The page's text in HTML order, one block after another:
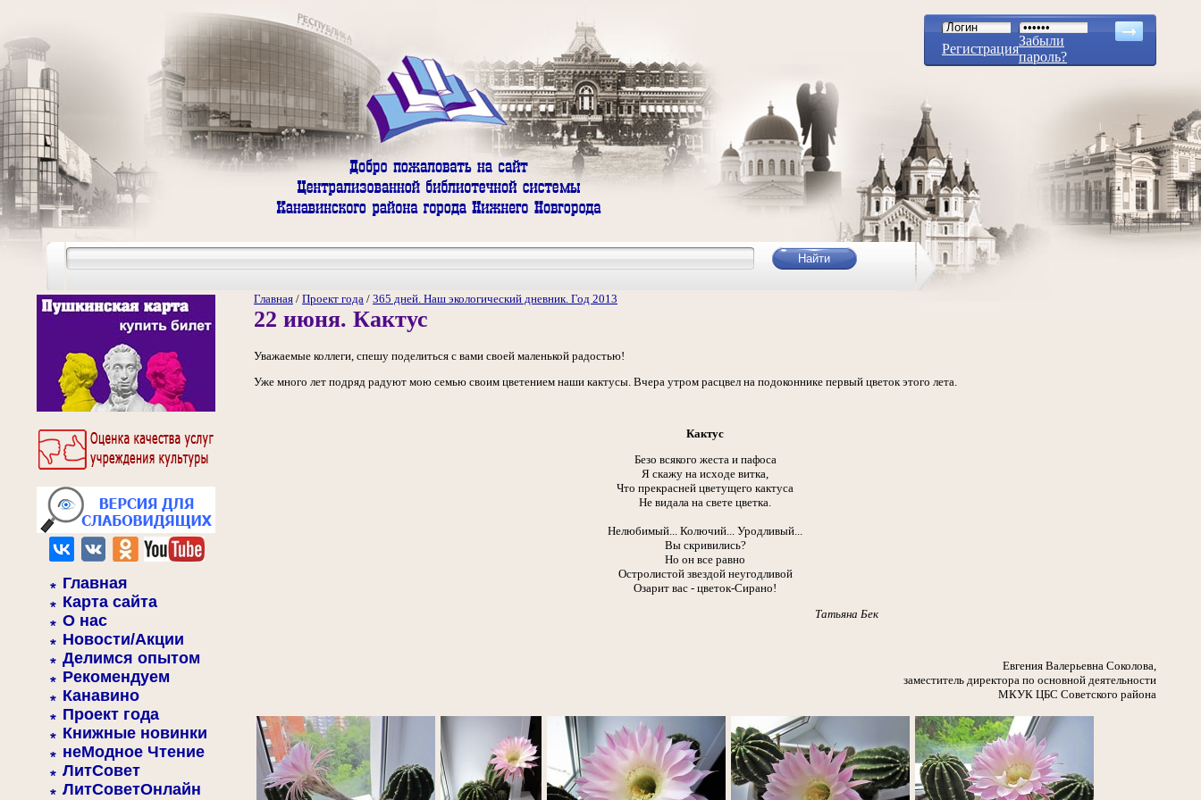
Регистрация
Забыли
пароль?
Главная
Карта сайта
О нас
Новости/Акции
Делимся опытом
Рекомендуем
Канавино
Проект года
Книжные новинки
неМодное Чтение
ЛитСовет
ЛитСоветОнлайн
Главная / Проект года / 365 дней. Наш экологический дневник. Год 2013
22 июня. Кактус
Уважаемые коллеги, спешу поделиться с вами своей маленькой радостью!
Уже много лет подряд радуют мою семью своим цветением наши кактусы. Вчера утром расцвел на подоконнике первый цветок этого лета.
Кактус
Безо всякого жеста и пафоса
Я скажу на исходе витка,
Что прекрасней цветущего кактуса
Не видала на свете цветка.
Нелюбимый... Колючий... Уродливый...
Вы скривились?
Но он все равно
Остролистой звездой неугодливой
Озарит вас - цветок-Сирано!
Татьяна Бек
Евгения Валерьевна Соколова,
заместитель директора по основной деятельности
МКУК ЦБС Советского района